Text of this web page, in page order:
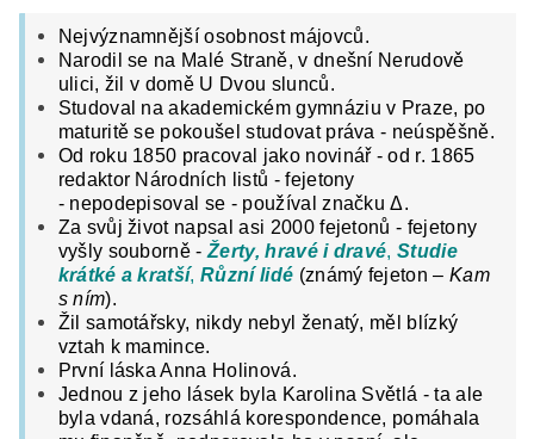
Nejvýznamnější osobnost májovců.
Narodil se na Malé Straně, v dnešní Nerudově
ulici, žil v domě U Dvou slunců.
Studoval na akademickém gymnáziu v Praze, po
maturitě se pokoušel studovat práva - neúspěšně.
Od roku 1850 pracoval jako novinář - od r. 1865
redaktor Národních listů - fejetony
- nepodepisoval se - používal značku Δ.
Za svůj život napsal asi 2000 fejetonů - fejetony
vyšly souborně -Žerty, hravé i dravé,Studie
krátké a kratší,Různí lidé (známý fejeton –Kam
s ním).
Žil samotářsky, nikdy nebyl ženatý, měl blízký
vztah k mamince.
První láska Anna Holinová.
Jednou z jeho lásek byla Karolina Světlá - ta ale
byla vdaná, rozsáhlá korespondence, pomáhala